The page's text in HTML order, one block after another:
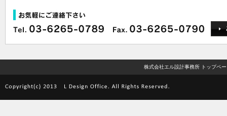
株式会社エル設計事務所 トップペー